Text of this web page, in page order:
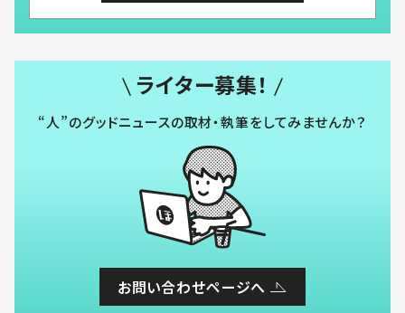
ライター募集！
“人”のグッドニュースの取材・執筆をしてみませんか？
お問い合わせページへ